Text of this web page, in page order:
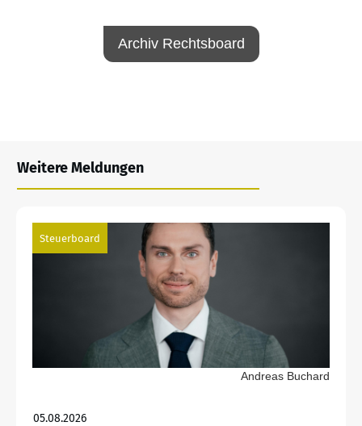
Archiv Rechtsboard
Weitere Meldungen
Steuerboard
Andreas Buchard
05.08.2026